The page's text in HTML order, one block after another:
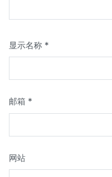
显示名称 *
邮箱 *
网站